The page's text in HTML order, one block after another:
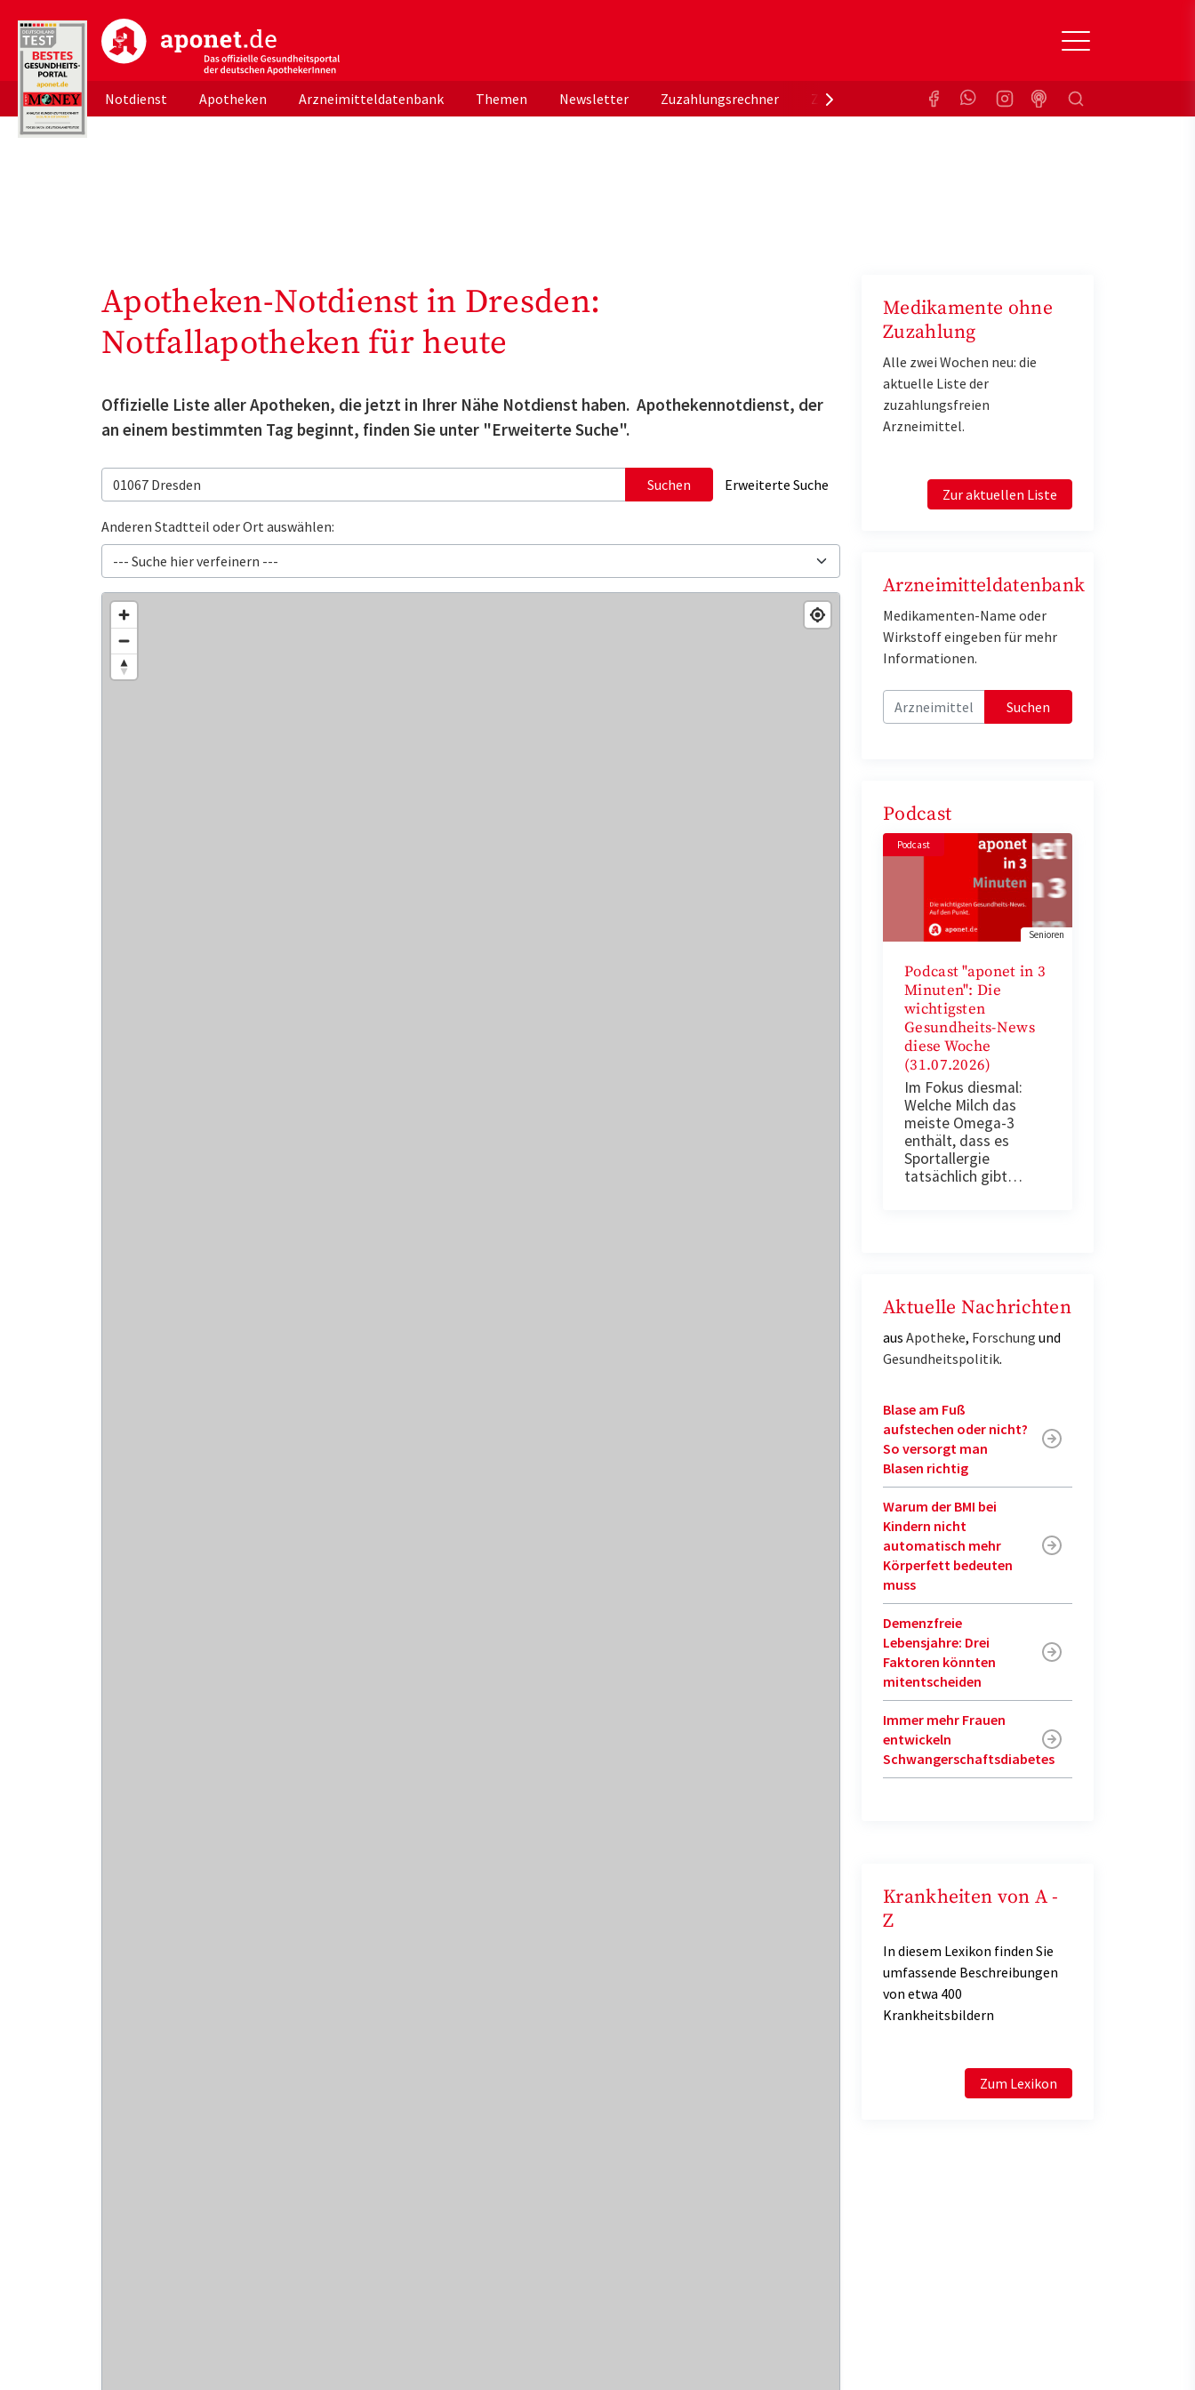
aponet.de - Das offizielle Gesundheitsportal der deutschen ApothekerInnen
Notdienst Apotheken Arzneimitteldatenbank Themen Newsletter Zuzahlungsrechner Zuzahlungsbefreiung KrankenkasseSuchen
Apotheken-Notdienst in Dresden:
Notfallapotheken für heute
Offizielle Liste aller Apotheken, die jetzt in Ihrer Nähe Notdienst haben. Apothekennotdienst, der
an einem bestimmten Tag beginnt, finden Sie unter "Erweiterte Suche".
Suchen Erweiterte Suche
Anderen Stadtteil oder Ort auswählen:
Medikamente ohne
Zuzahlung
Alle zwei Wochen neu: die
aktuelle Liste der
zuzahlungsfreien
Arzneimittel.
Zur aktuellen Liste
Arzneimitteldatenbank
Medikamenten-Name oder
Wirkstoff eingeben für mehr
Informationen.
Suchen
Podcast
Podcast
Senioren
Podcast "aponet in 3
Minuten": Die
wichtigsten
Gesundheits-News
diese Woche
(31.07.2026)
Im Fokus diesmal:
Welche Milch das
meiste Omega-3
enthält, dass es
Sportallergie
tatsächlich gibt…
Aktuelle Nachrichten
aus Apotheke, Forschung und
Gesundheitspolitik.
Blase am Fuß
aufstechen oder nicht?
So versorgt man
Blasen richtig
Warum der BMI bei
Kindern nicht
automatisch mehr
Körperfett bedeuten
muss
Demenzfreie
Lebensjahre: Drei
Faktoren könnten
mitentscheiden
Immer mehr Frauen
entwickeln
Schwangerschaftsdiabetes
Krankheiten von A -
Z
In diesem Lexikon finden Sie
umfassende Beschreibungen
von etwa 400
Krankheitsbildern
Zum Lexikon